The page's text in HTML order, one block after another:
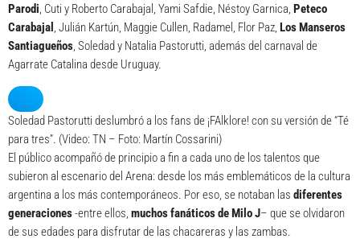
Parodi, Cuti y Roberto Carabajal, Yami Safdie, Néstoy Garnica, Peteco
Carabajal , Julián Kartún, Maggie Cullen, Radamel, Flor Paz, Los Manseros
Santiagueños, Soledad y Natalia Pastorutti, además del carnaval de
Agarrate Catalina desde Uruguay.
Soledad Pastorutti deslumbró a los fans de ¡FAlklore! con su versión de “Té
para tres”. (Video: TN – Foto: Martín Cossarini)
El público acompañó de principio a fin a cada uno de los talentos que
subieron al escenario del Arena: desde los más emblemáticos de la cultura
argentina a los más contemporáneos. Por eso, se notaban las diferentes
generaciones-entre ellos, muchos fanáticos de Milo J– que se olvidaron
de sus edades para disfrutar de las chacareras y las zambas.